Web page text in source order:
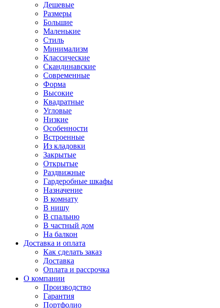
Дешевые
Размеры
Большие
Маленькие
Стиль
Минимализм
Классические
Скандинавские
Современные
Форма
Высокие
Квадратные
Угловые
Низкие
Особенности
Встроенные
Из кладовки
Закрытые
Открытые
Раздвижные
Гардеробные шкафы
Назначение
В комнату
В нишу
В спальню
В частный дом
На балкон
Доставка и оплата
Как сделать заказ
Доставка
Оплата и рассрочка
О компании
Производство
Гарантия
Портфолио